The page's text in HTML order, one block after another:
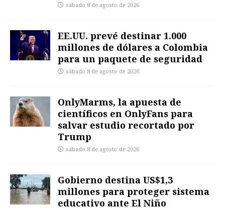
sábado 8 de agosto de 2026
EE.UU. prevé destinar 1.000
millones de dólares a Colombia
para un paquete de seguridad
sábado 8 de agosto de 2026
OnlyMarms, la apuesta de
científicos en OnlyFans para
salvar estudio recortado por
Trump
sábado 8 de agosto de 2026
Gobierno destina US$1,3
millones para proteger sistema
educativo ante El Niño